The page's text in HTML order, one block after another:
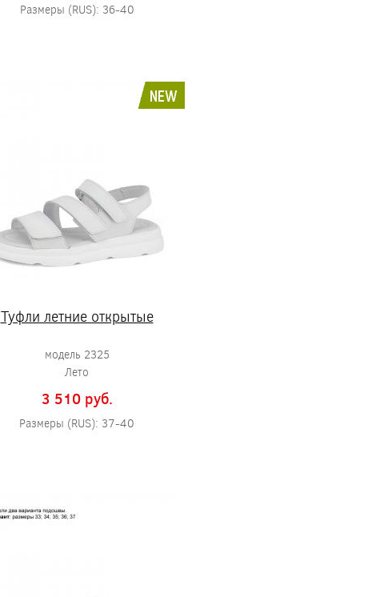
Размеры (RUS): 36-40
NEW
Туфли летние открытые
модель 2325
Лето
3 510 pуб.
Размеры (RUS): 37-40